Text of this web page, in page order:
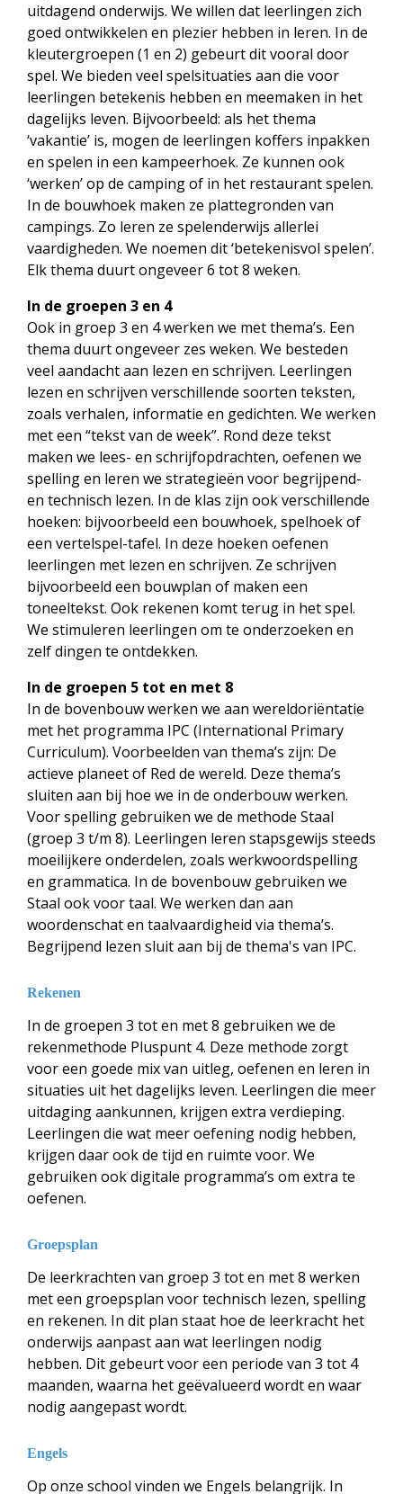
uitdagend onderwijs. We willen dat leerlingen zich
goed ontwikkelen en plezier hebben in leren. In de
kleutergroepen (1 en 2) gebeurt dit vooral door
spel. We bieden veel spelsituaties aan die voor
leerlingen betekenis hebben en meemaken in het
dagelijks leven. Bijvoorbeeld: als het thema
‘vakantie’ is, mogen de leerlingen koffers inpakken
en spelen in een kampeerhoek. Ze kunnen ook
‘werken’ op de camping of in het restaurant spelen.
In de bouwhoek maken ze plattegronden van
campings. Zo leren ze spelenderwijs allerlei
vaardigheden. We noemen dit ‘betekenisvol spelen’.
Elk thema duurt ongeveer 6 tot 8 weken.
In de groepen 3 en 4
Ook in groep 3 en 4 werken we met thema’s. Een
thema duurt ongeveer zes weken. We besteden
veel aandacht aan lezen en schrijven. Leerlingen
lezen en schrijven verschillende soorten teksten,
zoals verhalen, informatie en gedichten. We werken
met een “tekst van de week”. Rond deze tekst
maken we lees- en schrijfopdrachten, oefenen we
spelling en leren we strategieën voor begrijpend-
en technisch lezen. In de klas zijn ook verschillende
hoeken: bijvoorbeeld een bouwhoek, spelhoek of
een vertelspel-tafel. In deze hoeken oefenen
leerlingen met lezen en schrijven. Ze schrijven
bijvoorbeeld een bouwplan of maken een
toneeltekst. Ook rekenen komt terug in het spel.
We stimuleren leerlingen om te onderzoeken en
zelf dingen te ontdekken.
In de groepen 5 tot en met 8
In de bovenbouw werken we aan wereldoriëntatie
met het programma IPC (International Primary
Curriculum). Voorbeelden van thema’s zijn: De
actieve planeet of Red de wereld. Deze thema’s
sluiten aan bij hoe we in de onderbouw werken.
Voor spelling gebruiken we de methode Staal
(groep 3 t/m 8). Leerlingen leren stapsgewijs steeds
moeilijkere onderdelen, zoals werkwoordspelling
en grammatica. In de bovenbouw gebruiken we
Staal ook voor taal. We werken dan aan
woordenschat en taalvaardigheid via thema’s.
Begrijpend lezen sluit aan bij de thema's van IPC.
Rekenen
In de groepen 3 tot en met 8 gebruiken we de
rekenmethode Pluspunt 4. Deze methode zorgt
voor een goede mix van uitleg, oefenen en leren in
situaties uit het dagelijks leven. Leerlingen die meer
uitdaging aankunnen, krijgen extra verdieping.
Leerlingen die wat meer oefening nodig hebben,
krijgen daar ook de tijd en ruimte voor. We
gebruiken ook digitale programma’s om extra te
oefenen.
Groepsplan
De leerkrachten van groep 3 tot en met 8 werken
met een groepsplan voor technisch lezen, spelling
en rekenen. In dit plan staat hoe de leerkracht het
onderwijs aanpast aan wat leerlingen nodig
hebben. Dit gebeurt voor een periode van 3 tot 4
maanden, waarna het geëvalueerd wordt en waar
nodig aangepast wordt.
Engels
Op onze school vinden we Engels belangrijk. In